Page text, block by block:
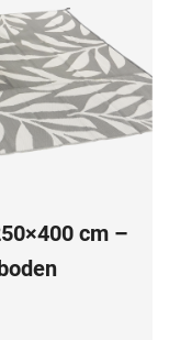
cm –